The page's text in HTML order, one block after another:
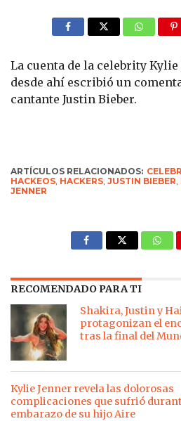
La cuenta de la celebrity Kylie
desde ahí escribió un
cantante Justin Bieber.
ARTÍCULOS RELACIONADOS:
HACKEOS HACKERS ,JUSTIN BIEBER
JENNER
RECOMENDADO PARA TI
Shakira, Justin y
protagonizan el
tras la final del
Kylie Jenner revela las dolorosas
complicaciones que sufrió
embarazo de su hijo Aire